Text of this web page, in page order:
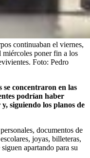
continuaban el viernes,
miércoles poner fin a los
Foto: Pedro
se concentraron en las
podrían haber
siguiendo los planos de
documentos de
joyas, billeteras,
apartando para su